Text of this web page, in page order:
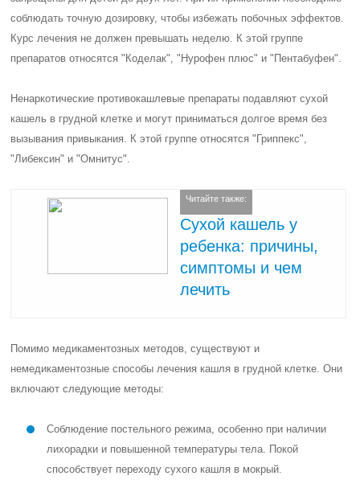
соблюдать точную дозировку, чтобы избежать побочных эффектов.
Курс лечения не должен превышать неделю. К этой группе
препаратов относятся "Коделак", "Нурофен плюс" и "Пентабуфен".
Ненаркотические противокашлевые препараты подавляют сухой
кашель в грудной клетке и могут приниматься долгое время без
вызывания привыкания. К этой группе относятся "Гриппекс",
"Либексин" и "Омнитус".
Читайте также:
Сухой кашель у
ребенка: причины,
симптомы и чем
лечить
Помимо медикаментозных методов, существуют и
немедикаментозные способы лечения кашля в грудной клетке. Они
включают следующие методы:
Соблюдение постельного режима, особенно при наличии
лихорадки и повышенной температуры тела. Покой
способствует переходу сухого кашля в мокрый.